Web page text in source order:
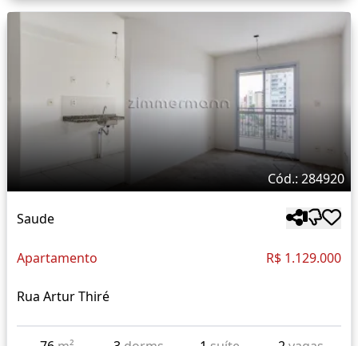
Cód.: 284920
Saude
Apartamento R$ 1.129.000
Rua Artur Thiré